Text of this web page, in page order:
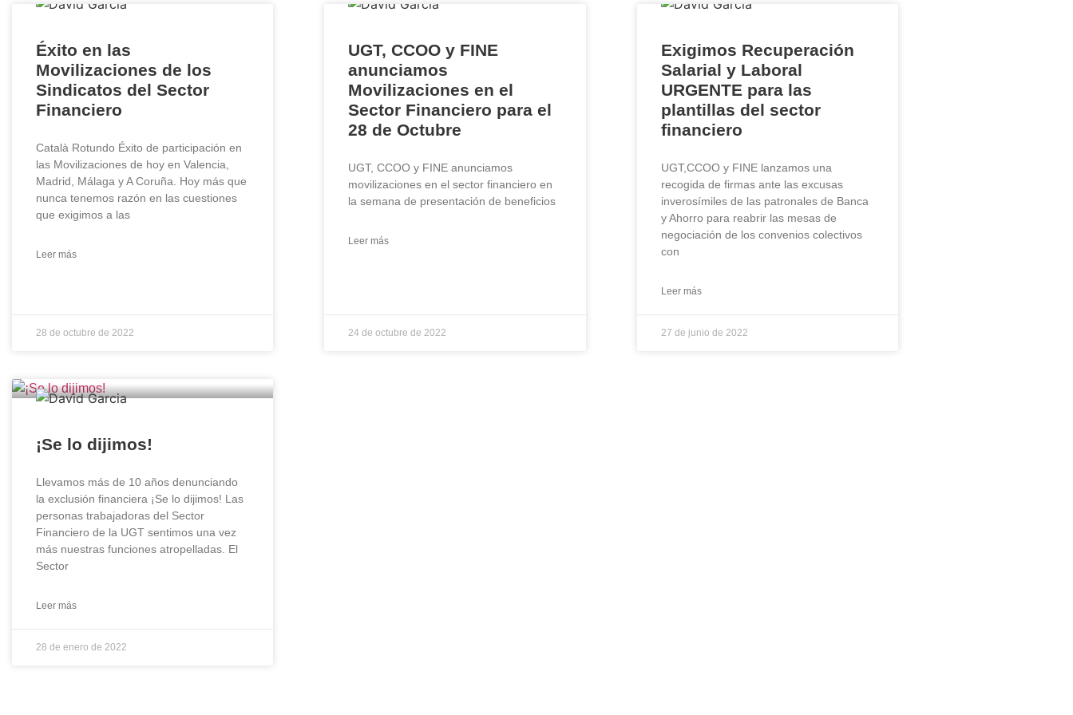
Éxito en las
Movilizaciones de los
Sindicatos del Sector
Financiero
Català Rotundo Éxito de participación en
las Movilizaciones de hoy en Valencia,
Madrid, Málaga y A Coruña. Hoy más que
nunca tenemos razón en las cuestiones
que exigimos a las
Leer más
28 de octubre de 2022
UGT, CCOO y FINE
anunciamos
Movilizaciones en el
Sector Financiero para el
28 de Octubre
UGT, CCOO y FINE anunciamos
movilizaciones en el sector financiero en
la semana de presentación de beneficios
Leer más
24 de octubre de 2022
Exigimos Recuperación
Salarial y Laboral
URGENTE para las
plantillas del sector
financiero
UGT,CCOO y FINE lanzamos una
recogida de firmas ante las excusas
inverosímiles de las patronales de Banca
y Ahorro para reabrir las mesas de
negociación de los convenios colectivos
con
Leer más
27 de junio de 2022
¡Se lo dijimos!
Llevamos más de 10 años denunciando
la exclusión financiera ¡Se lo dijimos! Las
personas trabajadoras del Sector
Financiero de la UGT sentimos una vez
más nuestras funciones atropelladas. El
Sector
Leer más
28 de enero de 2022